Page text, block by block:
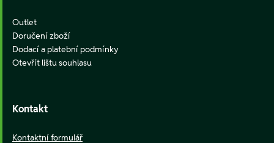
Outlet
Doručení zboží
Dodací a platební podmínky
Otevřít lištu souhlasu
Kontakt
Kontaktní formulář